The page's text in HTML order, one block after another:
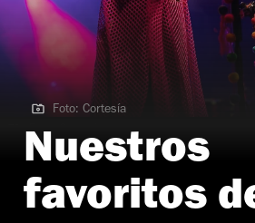
Foto: Cortesía
Foto: Cortesía
Nuestros
favoritos